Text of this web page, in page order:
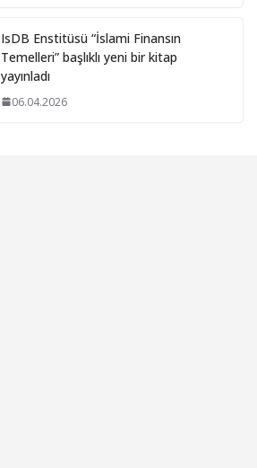
IsDB Enstitüsü “İslami Finansın
Temelleri” başlıklı yeni bir kitap
yayınladı
06.04.2026